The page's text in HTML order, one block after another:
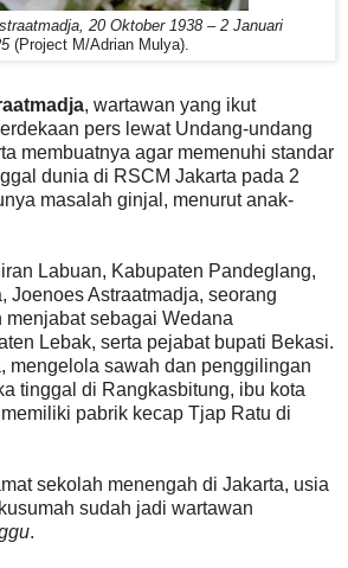
20 Oktober 1938 – 2 Januari
(Project M/Adrian Mulya).
, wartawan yang ikut
pers lewat Undang-undang
membuatnya agar memenuhi standar
dunia di RSCM Jakarta pada 2
masalah ginjal, menurut anak-
Labuan, Kabupaten Pandeglang,
Joenoes Astraatmadja, seorang
menjabat sebagai Wedana
Lebak, serta pejabat bupati Bekasi.
mengelola sawah dan penggilingan
tinggal di Rangkasbitung, ibu kota
pabrik kecap Tjap Ratu di
sekolah menengah di Jakarta, usia
sudah jadi wartawan
.